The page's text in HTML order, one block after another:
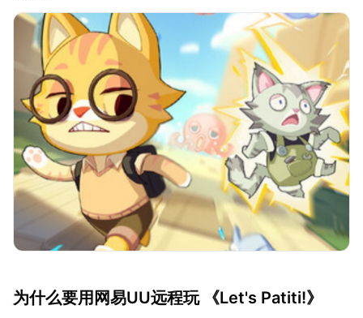
为什么要用网易UU远程玩 《Let's Patiti!》